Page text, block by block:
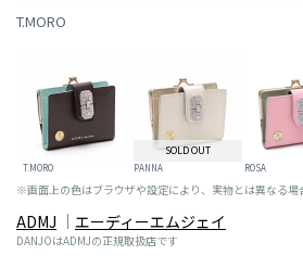
T.MORO
T.MORO
SOLD OUT
PANNA ROSA
※画面上の色はブラウザや設定により、実物とは異なる場
ADMJ エーディーエムジェイ
DANJOはADMJの正規取扱店です